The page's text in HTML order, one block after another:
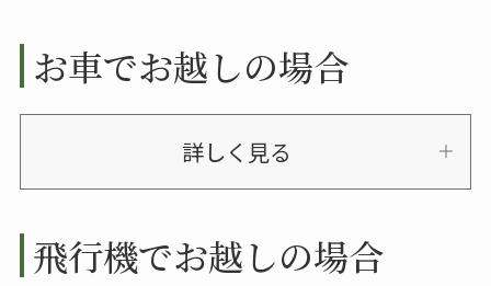
お車でお越しの場合
詳しく見る
飛行機でお越しの場合